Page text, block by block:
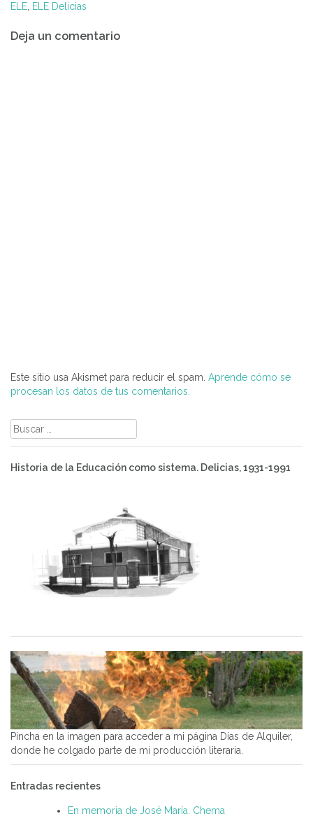
ELE ELE Delicias
de
Deja un comentario
Este sitio usa Akismet para reducir el spam. Aprende cómo se
procesan los datos de tus comentarios.
Buscar:
Historia de la Educación como sistema. Delicias, 1931-1991
Pincha en la imagen para acceder a mi página Días de Alquiler,
donde he colgado parte de mi producción literaria.
Entradas recientes
En memoria de José María, Chema